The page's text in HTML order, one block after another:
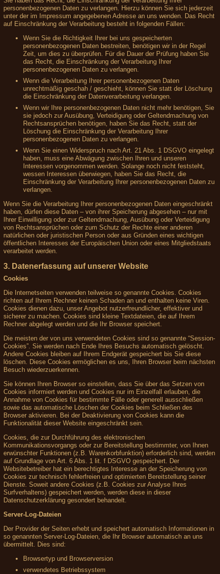
personenbezogenen Daten zu verlangen. Hierzu können Sie sich jederzeit
unter der im Impressum angegebenen Adresse an uns wenden. Das Recht
auf Einschränkung der Verarbeitung besteht in folgenden Fällen:
Wenn Sie die Richtigkeit Ihrer bei uns gespeicherten
personenbezogenen Daten bestreiten, benötigen wir in der Regel
Zeit, um dies zu überprüfen. Für die Dauer der Prüfung haben Sie
das Recht, die Einschränkung der Verarbeitung Ihrer
personenbezogenen Daten zu verlangen.
Wenn die Verarbeitung Ihrer personenbezogenen Daten
unrechtmäßig geschah / geschieht, können Sie statt der Löschung
die Einschränkung der Datenverarbeitung verlangen.
Wenn wir Ihre personenbezogenen Daten nicht mehr benötigen, Sie
sie jedoch zur Ausübung, Verteidigung oder Geltendmachung von
Rechtsansprüchen benötigen, haben Sie das Recht, statt der
Löschung die Einschränkung der Verarbeitung Ihrer
personenbezogenen Daten zu verlangen.
Wenn Sie einen Widerspruch nach Art. 21 Abs. 1 DSGVO eingelegt
haben, muss eine Abwägung zwischen Ihren und unseren
Interessen vorgenommen werden. Solange noch nicht feststeht,
wessen Interessen überwiegen, haben Sie das Recht, die
Einschränkung der Verarbeitung Ihrer personenbezogenen Daten zu
verlangen.
Wenn Sie die Verarbeitung Ihrer personenbezogenen Daten eingeschränkt
haben, dürfen diese Daten – von ihrer Speicherung abgesehen – nur mit
Ihrer Einwilligung oder zur Geltendmachung, Ausübung oder Verteidigung
von Rechtsansprüchen oder zum Schutz der Rechte einer anderen
natürlichen oder juristischen Person oder aus Gründen eines wichtigen
öffentlichen Interesses der Europäischen Union oder eines Mitgliedstaats
verarbeitet werden.
3. Datenerfassung auf unserer Website
Cookies
Die Internetseiten verwenden teilweise so genannte Cookies. Cookies
richten auf Ihrem Rechner keinen Schaden an und enthalten keine Viren.
Cookies dienen dazu, unser Angebot nutzerfreundlicher, effektiver und
sicherer zu machen. Cookies sind kleine Textdateien, die auf Ihrem
Rechner abgelegt werden und die Ihr Browser speichert.
Die meisten der von uns verwendeten Cookies sind so genannte “Session-
Cookies”. Sie werden nach Ende Ihres Besuchs automatisch gelöscht.
Andere Cookies bleiben auf Ihrem Endgerät gespeichert bis Sie diese
löschen. Diese Cookies ermöglichen es uns, Ihren Browser beim nächsten
Besuch wiederzuerkennen.
Sie können Ihren Browser so einstellen, dass Sie über das Setzen von
Cookies informiert werden und Cookies nur im Einzelfall erlauben, die
Annahme von Cookies für bestimmte Fälle oder generell ausschließen
sowie das automatische Löschen der Cookies beim Schließen des
Browser aktivieren. Bei der Deaktivierung von Cookies kann die
Funktionalität dieser Website eingeschränkt sein.
Cookies, die zur Durchführung des elektronischen
Kommunikationsvorgangs oder zur Bereitstellung bestimmter, von Ihnen
erwünschter Funktionen (z.B. Warenkorbfunktion) erforderlich sind, werden
auf Grundlage von Art. 6 Abs. 1 lit. f DSGVO gespeichert. Der
Websitebetreiber hat ein berechtigtes Interesse an der Speicherung von
Cookies zur technisch fehlerfreien und optimierten Bereitstellung seiner
Dienste. Soweit andere Cookies (z.B. Cookies zur Analyse Ihres
Surfverhaltens) gespeichert werden, werden diese in dieser
Datenschutzerklärung gesondert behandelt.
Server-Log-Dateien
Der Provider der Seiten erhebt und speichert automatisch Informationen in
so genannten Server-Log-Dateien, die Ihr Browser automatisch an uns
übermittelt. Dies sind:
Browsertyp und Browserversion
verwendetes Betriebssystem